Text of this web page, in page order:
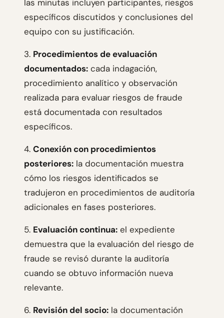
las minutas incluyen participantes, riesgos
específicos discutidos y conclusiones del
equipo con su justificación.
3. Procedimientos de evaluación
documentados: cada indagación,
procedimiento analítico y observación
realizada para evaluar riesgos de fraude
está documentada con resultados
específicos.
4. Conexión con procedimientos
posteriores: la documentación muestra
cómo los riesgos identificados se
tradujeron en procedimientos de auditoría
adicionales en fases posteriores.
5. Evaluación continua: el expediente
demuestra que la evaluación del riesgo de
fraude se revisó durante la auditoría
cuando se obtuvo información nueva
relevante.
6. Revisión del socio: la documentación